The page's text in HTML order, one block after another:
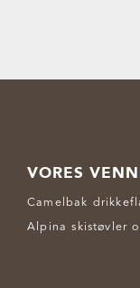
VORES
Camelbak
Alpina skistøvler